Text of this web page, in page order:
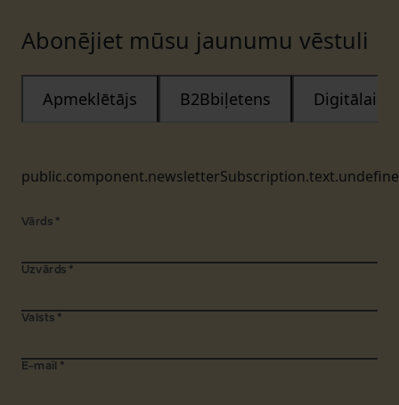
Abonējiet mūsu jaunumu vēstuli
Apmeklētājs B2Bbiļetens Digitālais
Vārds *
Uzvārds *
Valsts *
E-mail *